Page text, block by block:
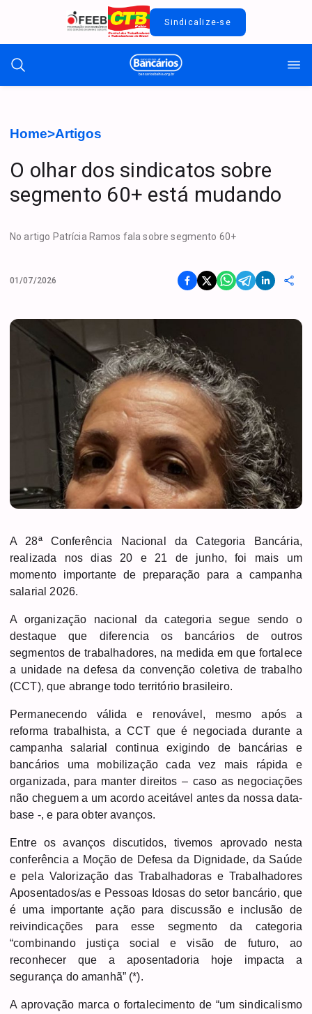
Sindicalize-se
Home>Artigos
O olhar dos sindicatos sobre
segmento 60+ está mudando
No artigo Patrícia Ramos fala sobre segmento 60+
01/07/2026
A 28ª Conferência Nacional da Categoria Bancária,
realizada nos dias 20 e 21 de junho, foi mais um
momento importante de preparação para a campanha
salarial 2026.
A organização nacional da categoria segue sendo o
destaque que diferencia os bancários de outros
segmentos de trabalhadores, na medida em que fortalece
a unidade na defesa da convenção coletiva de trabalho
(CCT), que abrange todo território brasileiro.
Permanecendo válida e renovável, mesmo após a
reforma trabalhista, a CCT que é negociada durante a
campanha salarial continua exigindo de bancárias e
bancários uma mobilização cada vez mais rápida e
organizada, para manter direitos – caso as negociações
não cheguem a um acordo aceitável antes da nossa data-
base -, e para obter avanços.
Entre os avanços discutidos, tivemos aprovado nesta
conferência a Moção de Defesa da Dignidade, da Saúde
e pela Valorização das Trabalhadoras e Trabalhadores
Aposentados/as e Pessoas Idosas do setor bancário, que
é uma importante ação para discussão e inclusão de
reivindicações para esse segmento da categoria
“combinando justiça social e visão de futuro, ao
reconhecer que a aposentadoria hoje impacta a
segurança do amanhã” (*).
A aprovação marca o fortalecimento de “um sindicalismo